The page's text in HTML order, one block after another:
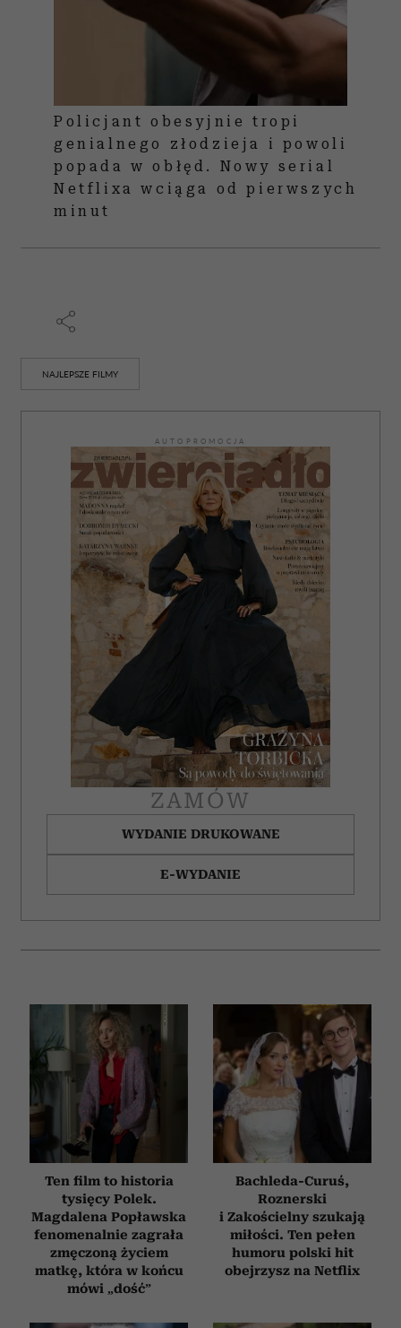
Policjant obesyjnie tropi
genialnego złodzieja i powoli
popada w obłęd. Nowy serial
Netflixa wciąga od pierwszych
minut
NAJLEPSZE FILMY
AUTOPROMOCJA
ZAMÓW
WYDANIE DRUKOWANE
E-WYDANIE
Ten film to historia
tysięcy Polek.
Magdalena Popławska
fenomenalnie zagrała
zmęczoną życiem
matkę, która w końcu
mówi „dość”
Bachleda-Curuś,
Roznerski
i Zakościelny szukają
miłości. Ten pełen
humoru polski hit
obejrzysz na Netflix